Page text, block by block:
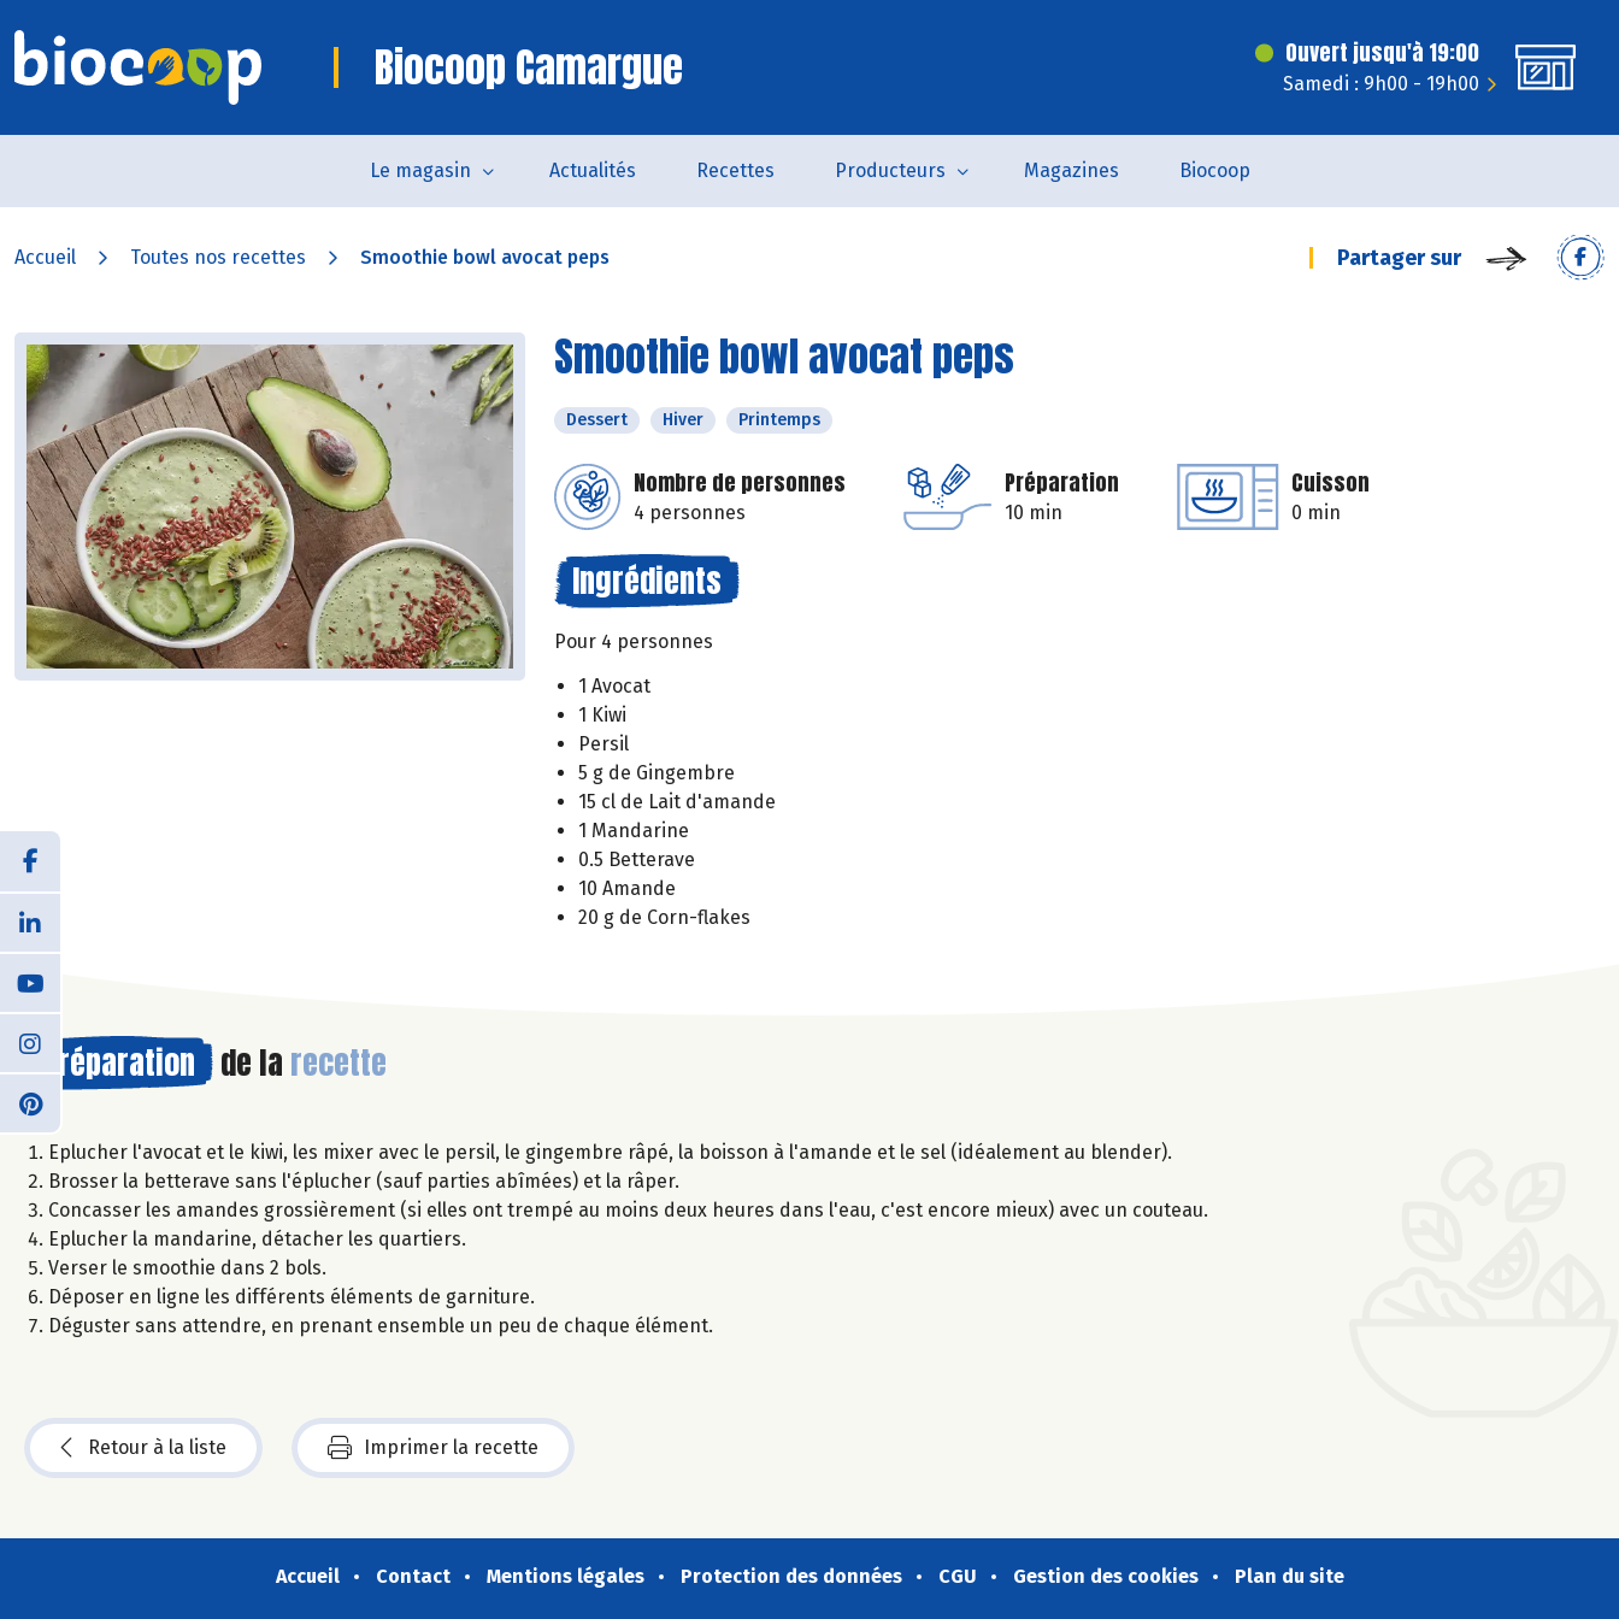
Biocoop Camargue Ouvert jusqu'à 19:00
Samedi : 9h00 - 19h00
Le magasin Actualités Recettes Producteurs Magazines Biocoop
Accueil Toutes nos recettes Smoothie bowl avocat peps Partager sur
Smoothie bowl avocat peps
Dessert Hiver Printemps
Nombre de personnes
4 personnes
Préparation
10 min
Cuisson
0 min
Ingrédients
Pour 4 personnes
1 Avocat
1 Kiwi
Persil
5 g de Gingembre
15 cl de Lait d'amande
1 Mandarine
0.5 Betterave
10 Amande
20 g de Corn-flakes
Préparation de la recette
Eplucher l'avocat et le kiwi, les mixer avec le persil, le gingembre râpé, la boisson à l'amande et le sel (idéalement au blender).
Brosser la betterave sans l'éplucher (sauf parties abîmées) et la râper.
Concasser les amandes grossièrement (si elles ont trempé au moins deux heures dans l'eau, c'est encore mieux) avec un couteau.
Eplucher la mandarine, détacher les quartiers.
Verser le smoothie dans 2 bols.
Déposer en ligne les différents éléments de garniture.
Déguster sans attendre, en prenant ensemble un peu de chaque élément.
Retour à la liste Imprimer la recette
Accueil Contact Mentions légales Protection des données CGU Gestion des cookies Plan du site